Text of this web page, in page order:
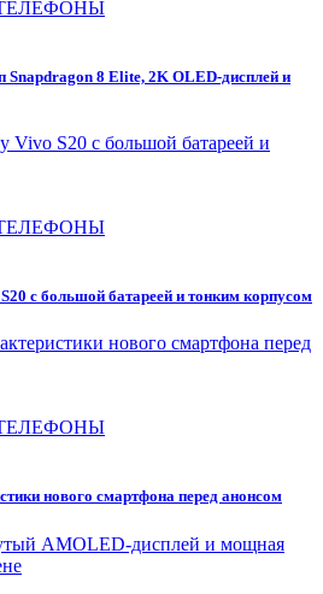
8 Elite, 2K OLED-дисплей и
с большой батареей и тонким корпусом
нового смартфона перед анонсом